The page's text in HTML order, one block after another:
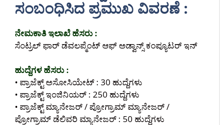
ಸಂಬಂಧಿಸಿದ ಪ್ರಮುಖ ವಿವರಣೆ :
ನೇಮಕಾತಿ ಇಲಾಖೆ ಹೆಸರು :
ಸೆಂಟ್ರಲ್ ಫಾರ್ ಡೆವಲಪ್ಮೆಂಟ್ ಆಫ್ ಅಡ್ವಾನ್ಸ್ ಕಂಪ್ಯೂಟರ್ ಇನ್
ಹುದ್ದೆಗಳ ಹೆಸರು :
• ಪ್ರಾಜೆಕ್ಟ್ ಅಸೋಸಿಯೇಟ್ : 30 ಹುದ್ದೆಗಳು
• ಪ್ರಾಜೆಕ್ಟ್ ಇಂಜಿನಿಯರ್ : 250 ಹುದ್ದೆಗಳು
• ಪ್ರಾಜೆಕ್ಟ್ ಮ್ಯಾನೇಜರ್ / ಪ್ರೋಗ್ರಾಮ್ ಮ್ಯಾನೇಜರ್ /
ಪ್ರೋಗ್ರಾಮ್ ಡೆಲಿವರಿ ಮ್ಯಾನೇಜರ್ : 50 ಹುದ್ದೆಗಳು